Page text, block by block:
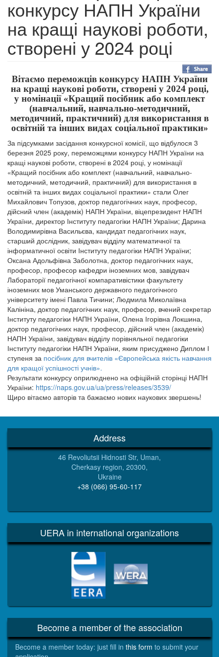
конкурсу НАПН України
на кращі наукові роботи,
створені у 2024 році
Вітаємо переможців конкурсу НАПН України
на кращі наукові роботи, створені у 2024 році,
у номінації «Кращий посібник або комплект
(навчальний, навчально-методичний,
методичний, практичний) для використання в
освітній та інших видах соціальної практики»
За підсумками засідання конкурсної комісії, що відбулося 3
березня 2025 року, переможцями конкурсу НАПН України на
кращі наукові роботи, створені в 2024 році, у номінації
«Кращий посібник або комплект (навчальний, навчально-
методичний, методичний, практичний) для використання в
освітній та інших видах соціальної практики» стали Олег
Михайлович Топузов, доктор педагогічних наук, професор,
дійсний член (академік) НАПН України, віцепрезидент НАПН
України, директор Інституту педагогіки НАПН України; Дарина
Володимирівна Васильєва, кандидат педагогічних наук,
старший дослідник, завідувач відділу математичної та
інформатичної освіти Інституту педагогіки НАПН України;
Оксана Адольфівна Заболотна, доктор педагогічних наук,
професор, професор кафедри іноземних мов, завідувач
Лабораторії педагогічної компаративістики факультету
іноземних мов Уманського державного педагогічного
університету імені Павла Тичини; Людмила Миколаївна
Калініна, доктор педагогічних наук, професор, вчений секретар
Інституту педагогіки НАПН України, Олена Ігорівна Локшина,
доктор педагогічних наук, професор, дійсний член (академік)
НАПН України, завідувач відділу порівняльної педагогіки
Інституту педагогіки НАПН України, яким присуджено Диплом І
ступеня за посібник для вчителів «Європейська якість навчання
для кращої успішності учнів».
Результати конкурсу оприлюднено на офіційній сторінці НАПН
України: https://naps.gov.ua/ua/press/releases/3539/
Щиро вітаємо авторів та бажаємо нових наукових звершень!
Address
46 Revoliutsii Hidnosti Str, Uman,
Cherkasy region, 20300,
Ukraine
+38 (066) 95-60-117
UERA in international organizations
Become a member of the association
Become a member today: just fill in this form to submit your